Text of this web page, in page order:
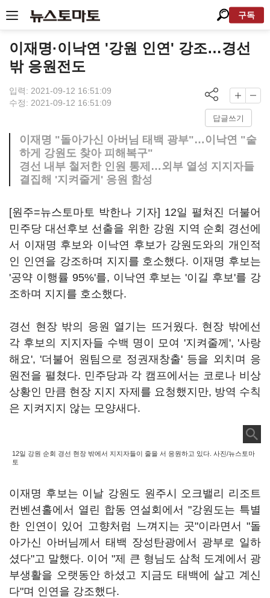
구독
이재명·이낙연 '강원 인연' 강조…경선
밖 응원전도
입력: 2021-09-12 16:51:09
수정: 2021-09-12 16:51:09
답글쓰기
이재명 "돌아가신 아버님 태백 광부"…이낙연 "숱
하게 강원도 찾아 피해복구"
경선 내부 철저한 인원 통제…외부 열성 지지자들
결집해 '지켜줄게' 응원 함성
[원주=뉴스토마토 박한나 기자] 12일 펼쳐진 더불어
민주당 대선후보 선출을 위한 강원 지역 순회 경선에
서 이재명 후보와 이낙연 후보가 강원도와의 개인적
인 인연을 강조하며 지지를 호소했다. 이재명 후보는
'공약 이행률 95%'를, 이낙연 후보는 '이길 후보'를 강
조하며 지지를 호소했다.
경선 현장 밖의 응원 열기는 뜨거웠다. 현장 밖에선
각 후보의 지지자들 수백 명이 모여 '지켜줄께', '사랑
해요', '더불어 원팀으로 정권재창출' 등을 외치며 응
원전을 펼쳤다. 민주당과 각 캠프에서는 코로나 비상
상황인 만큼 현장 지지 자제를 요청했지만, 방역 수칙
은 지켜지지 않는 모양새다.
12일 강원 순회 경선 현장 밖에서 지지자들이 줄을 서 응원하고 있다. 사진/뉴스토마
토
이재명 후보는 이날 강원도 원주시 오크밸리 리조트
컨벤션홀에서 열린 합동 연설회에서 "강원도는 특별
한 인연이 있어 고향처럼 느껴지는 곳"이라면서 "돌
아가신 아버님께서 태백 장성탄광에서 광부로 일하
셨다"고 말했다. 이어 "제 큰 형님도 삼척 도계에서 광
부생활을 오랫동안 하셨고 지금도 태백에 살고 계신
다"며 인연을 강조했다.